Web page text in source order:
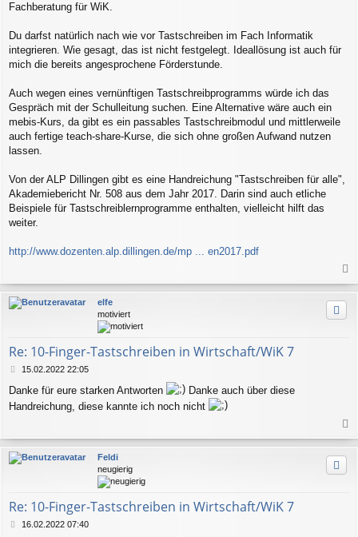
Fachberatung für WiK.
Du darfst natürlich nach wie vor Tastschreiben im Fach Informatik
integrieren. Wie gesagt, das ist nicht festgelegt. Ideallösung ist auch für
mich die bereits angesprochene Förderstunde.
Auch wegen eines vernünftigen Tastschreibprogramms würde ich das
Gespräch mit der Schulleitung suchen. Eine Alternative wäre auch ein
mebis-Kurs, da gibt es ein passables Tastschreibmodul und mittlerweile
auch fertige teach-share-Kurse, die sich ohne großen Aufwand nutzen
lassen.
Von der ALP Dillingen gibt es eine Handreichung "Tastschreiben für alle",
Akademiebericht Nr. 508 aus dem Jahr 2017. Darin sind auch etliche
Beispiele für Tastschreiblernprogramme enthalten, vielleicht hilft das
weiter.
http://www.dozenten.alp.dillingen.de/mp ... en2017.pdf
a
c
elfe
motiviert
Re: 10-Finger-Tastschreiben in Wirtschaft/WiK 7
B
i
t
g
15.02.2022 22:05
Danke für eure starken Antworten
Danke auch über diese
Handreichung, diese kannte ich noch nicht
a
c
Feldi
neugierig
Re: 10-Finger-Tastschreiben in Wirtschaft/WiK 7
B16.02.2022 07:40